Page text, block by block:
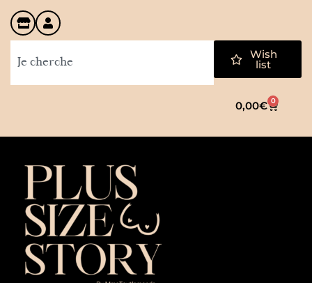
Wish
list
0,00€ 0